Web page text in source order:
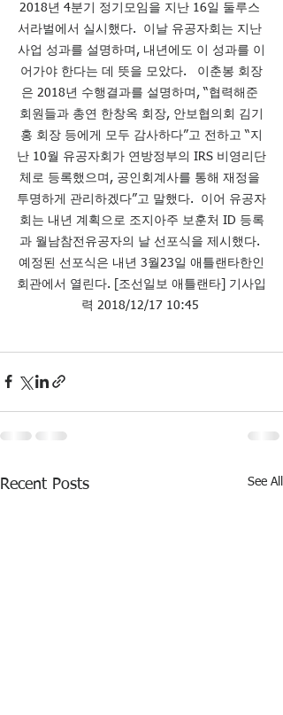
2018년 4분기 정기모임을 지난 16일 둘루스
서라벌에서 실시했다.  이날 유공자회는 지난
사업 성과를 설명하며, 내년에도 이 성과를 이
어가야 한다는 데 뜻을 모았다.   이춘봉 회장
은 2018년 수행결과를 설명하며, “협력해준
회원들과 총연 한창옥 회장, 안보협의회 김기
홍 회장 등에게 모두 감사하다”고 전하고 “지
난 10월 유공자회가 연방정부의 IRS 비영리단
체로 등록했으며, 공인회계사를 통해 재정을
투명하게 관리하겠다”고 말했다.  이어 유공자
회는 내년 계획으로 조지아주 보훈처 ID 등록
과 월남참전유공자의 날 선포식을 제시했다.
예정된 선포식은 내년 3월23일 애틀랜타한인
회관에서 열린다. [조선일보 애틀랜타] 기사입
력 2018/12/17 10:45
Recent Posts See All